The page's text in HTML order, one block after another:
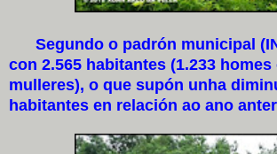
Segundo o padrón municipal
con 2.565 habitantes (1.233 homes
mulleres), o que supón unha
habitantes en relación ao ano